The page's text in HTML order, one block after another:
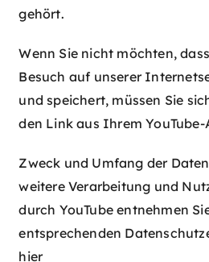
gehört.
Wenn Sie nicht möchten,
Besuch auf unserer
und speichert, müssen Sie
den Link aus Ihrem
Zweck und Umfang der
weitere Verarbeitung und
durch YouTube entnehmen
entsprechenden
hier